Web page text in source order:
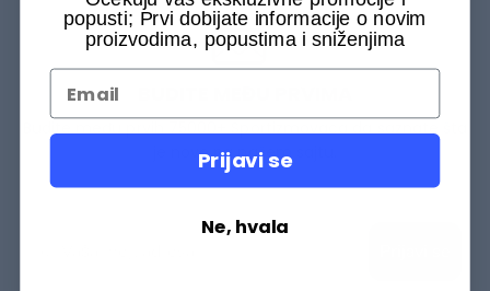
je novo na našem sajtu.
popusti; Prvi dobijate informacije o novim
proizvodima, popustima i sniženjima
Prijavi se
Ne, hvala